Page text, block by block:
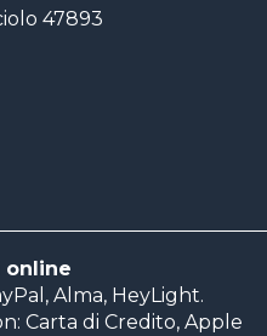
47893
online
Alma, HeyLight.
Carta di Credito, Apple